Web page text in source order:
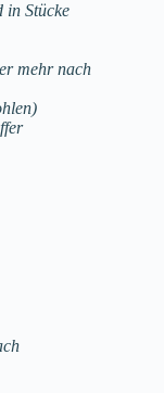
in Stücke
mehr nach